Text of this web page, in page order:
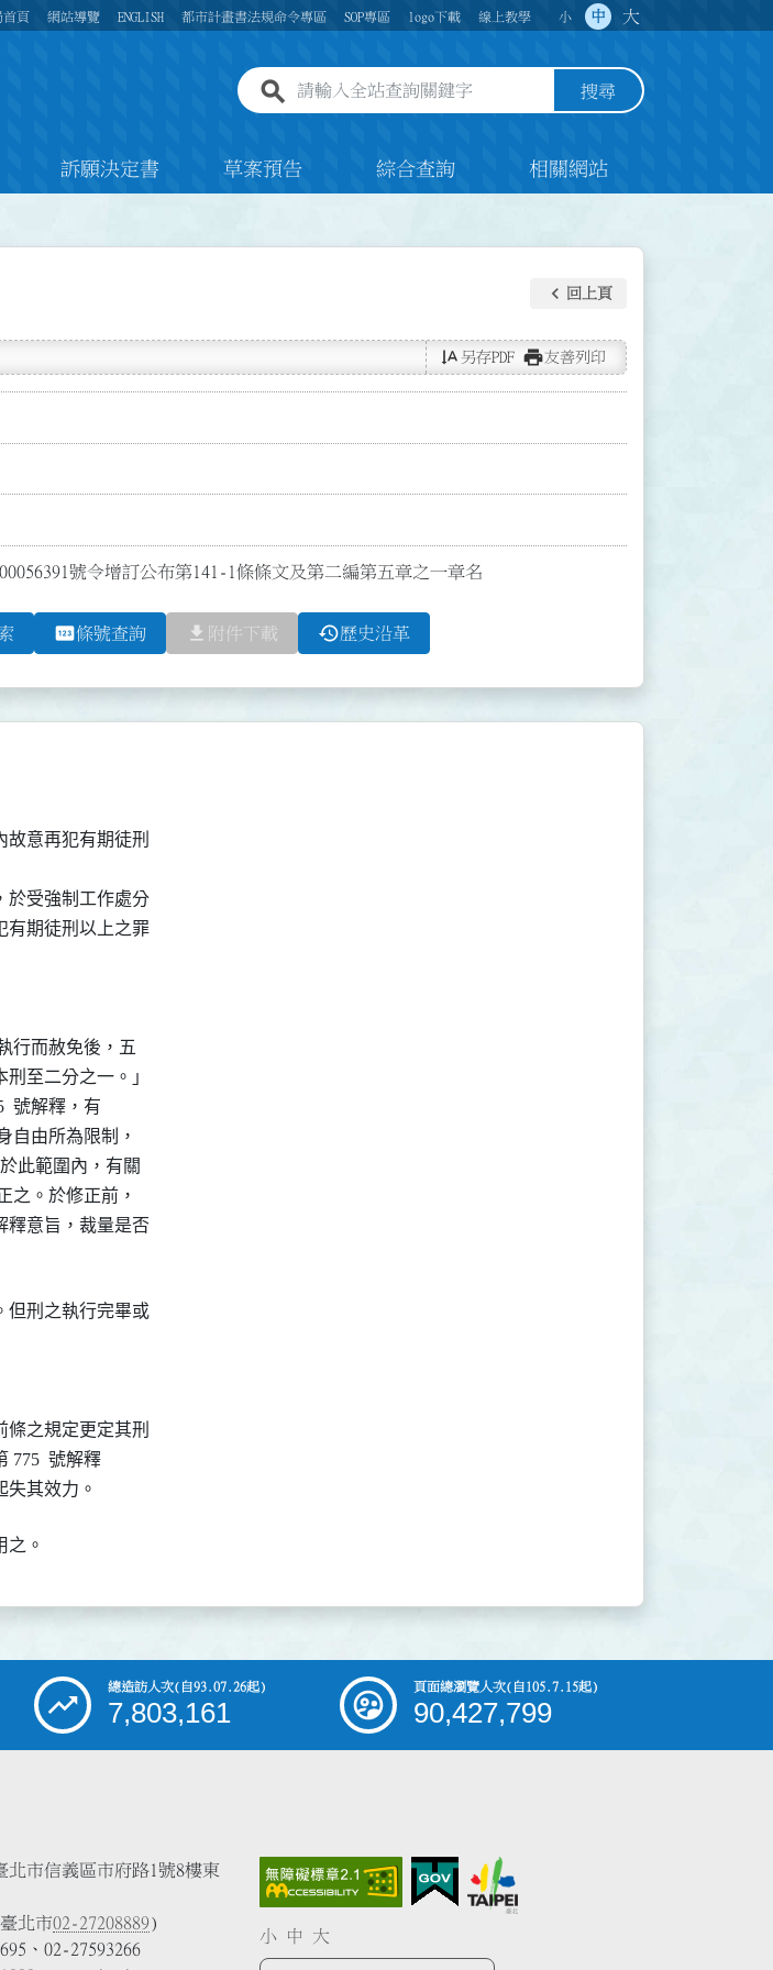
首頁 網站導覽 ENGLISH 都市計畫書法規命令專區 SOP專區 logo下載 線上教學 小 中 大
全站查詢關鍵字欄位 搜尋
訴願決定書 草案預告 綜合查詢 相關網站
keyboard_arrow_left 回上頁
text_rotate_vertical 另存PDF print友善列印
號令增訂公布第141-1條條文及第二編第五章之一章名
pin條號查詢 file_download 附件下載 history歷史沿革
意再犯有期徒刑
於受強制工作處分
有期徒刑以上之罪
行而赦免後，五
至二分之一。」
號解釋，有
自由所為限制，
此範圍內，有關
之。於修正前，
釋意旨，裁量是否
但刑之執行完畢或
之規定更定其刑
775  號解釋
失其效力。
之。
總造訪人次(自93.07.26起)
7,803,161
頁面總瀏覽人次(自105.7.15起)
90,427,799
北市信義區市府路1號8樓東
北市02-27208889)
、02-27593266
小 中 大